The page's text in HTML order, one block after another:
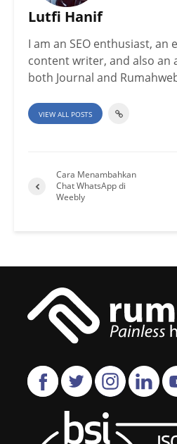
Lutfi Hanif
I am an SEO enthusiast, an
content writer, and also an
both Journal and
VIEW ALL POSTS
Cara Menambahkan
Chat WhatsApp di
Weebly